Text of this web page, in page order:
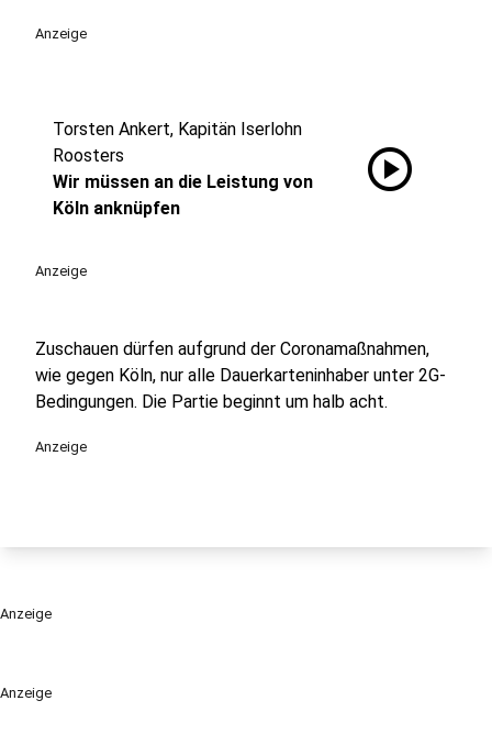
Anzeige
Anzeige
Torsten Ankert, Kapitän Iserlohn
Roosters
Wir müssen an die Leistung von
Köln anknüpfen
play_circle
Anzeige
Zuschauen dürfen aufgrund der Coronamaßnahmen,
wie gegen Köln, nur alle Dauerkarteninhaber unter 2G-
Bedingungen. Die Partie beginnt um halb acht.
Anzeige
Anzeige